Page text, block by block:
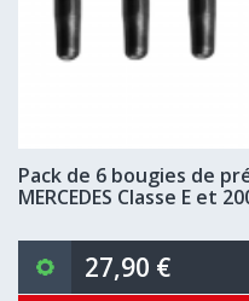
Pack de 6 bougies de
MERCEDES Classe E et
27,90 €